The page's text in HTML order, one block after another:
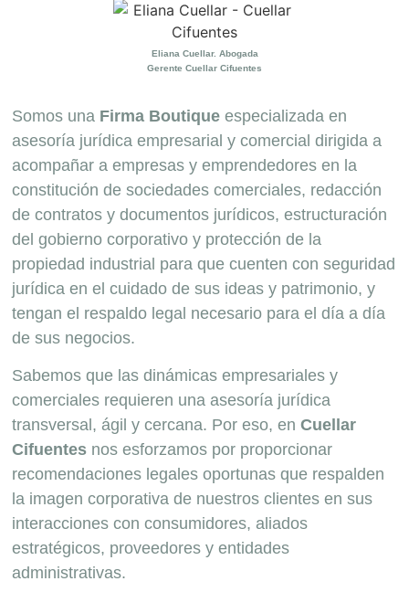
Eliana Cuellar. Abogada
Gerente Cuellar Cifuentes
Somos una Firma Boutique especializada en
asesoría jurídica empresarial y comercial dirigida a
acompañar a empresas y emprendedores en la
constitución de sociedades comerciales, redacción
de contratos y documentos jurídicos, estructuración
del gobierno corporativo y protección de la
propiedad industrial para que cuenten con seguridad
jurídica en el cuidado de sus ideas y patrimonio, y
tengan el respaldo legal necesario para el día a día
de sus negocios.
Sabemos que las dinámicas empresariales y
comerciales requieren una asesoría jurídica
transversal, ágil y cercana. Por eso, en Cuellar
Cifuentes nos esforzamos por proporcionar
recomendaciones legales oportunas que respalden
la imagen corporativa de nuestros clientes en sus
interacciones con consumidores, aliados
estratégicos, proveedores y entidades
administrativas.